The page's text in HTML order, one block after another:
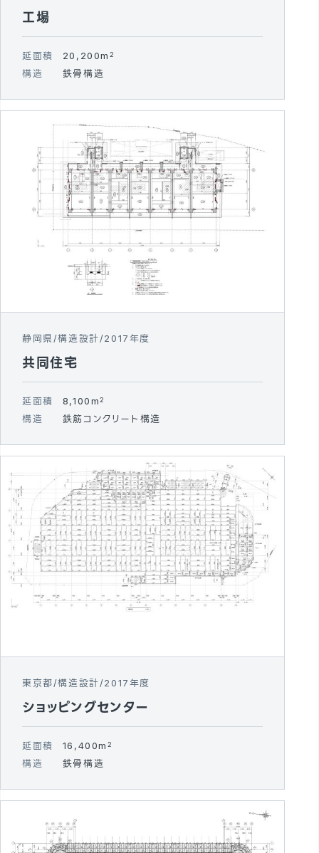
工場
延面積 20,200m 2
構造 鉄骨構造
静岡県 構造設計 2017年度
共同住宅
延面積 8,100m2
構造 鉄筋コンクリート構造
東京都 構造設計 2017年度
ショッピングセンター
延面積 16,400m 2
構造 鉄骨構造